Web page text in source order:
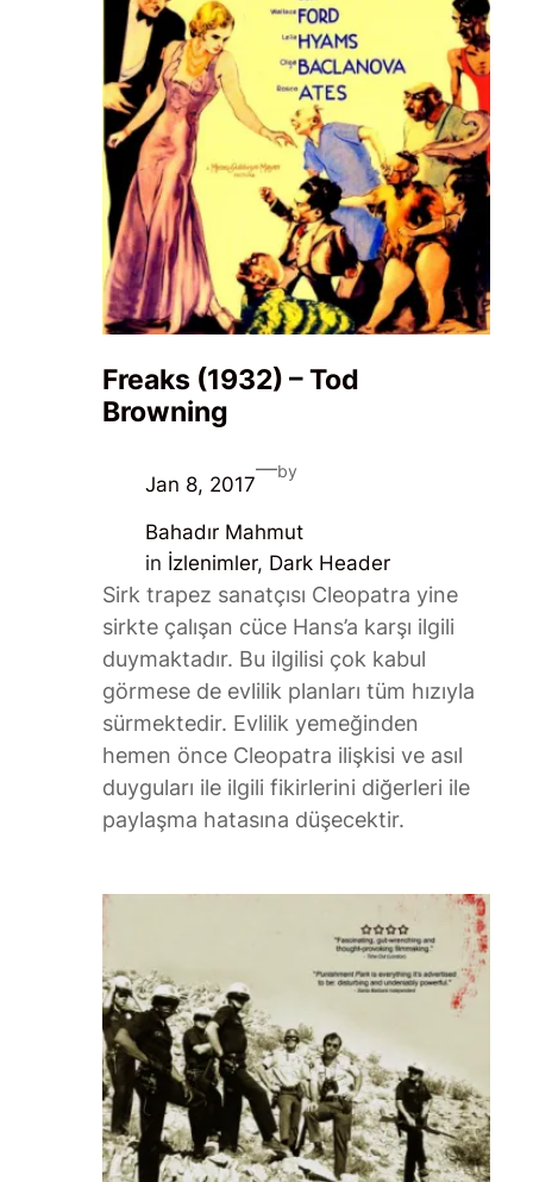
Freaks (1932) – Tod
Browning
Jan 8, 2017
—by
Bahadır Mahmut
in İzlenimler, Dark Header
Sirk trapez sanatçısı Cleopatra yine
sirkte çalışan cüce Hans’a karşı ilgili
duymaktadır. Bu ilgilisi çok kabul
görmese de evlilik planları tüm hızıyla
sürmektedir. Evlilik yemeğinden
hemen önce Cleopatra ilişkisi ve asıl
duyguları ile ilgili fikirlerini diğerleri ile
paylaşma hatasına düşecektir.